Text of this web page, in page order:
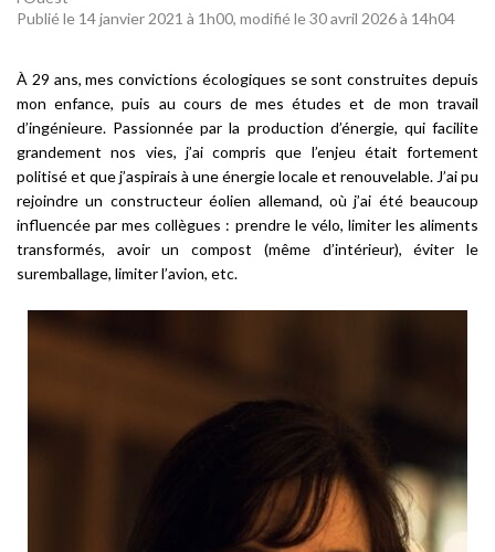
Publié le 14 janvier 2021 à 1h00, modifié le 30 avril 2026 à 14h04
À 29 ans, mes convictions écologiques se sont construites depuis
mon enfance, puis au cours de mes études et de mon travail
d’ingénieure. Passionnée par la production d’énergie, qui facilite
grandement nos vies, j’ai compris que l’enjeu était fortement
politisé et que j’aspirais à une énergie locale et renouvelable. J’ai pu
rejoindre un constructeur éolien allemand, où j’ai été beaucoup
influencée par mes collègues : prendre le vélo, limiter les aliments
transformés, avoir un compost (même d’intérieur), éviter le
suremballage, limiter l’avion, etc.